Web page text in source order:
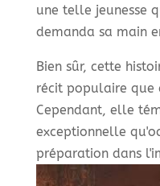
une telle jeunesse
demanda sa main
Bien sûr, cette
récit populaire que
Cependant, elle
exceptionnelle
préparation dans